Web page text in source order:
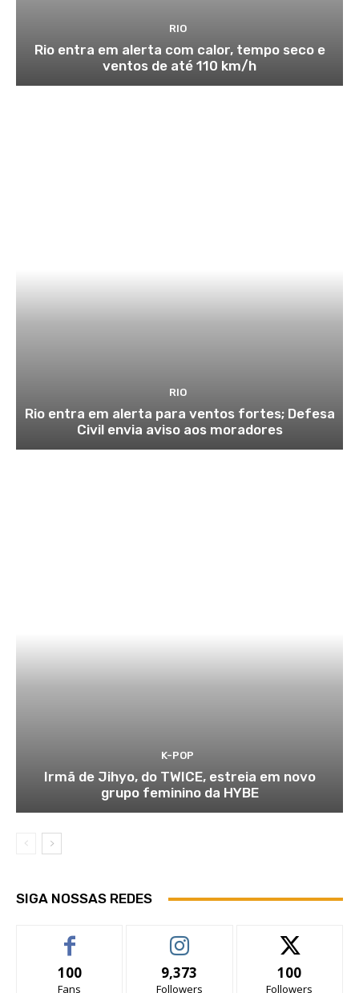
RIO
Rio entra em alerta com calor, tempo seco e
ventos de até 110 km/h
RIO
Rio entra em alerta para ventos fortes; Defesa
Civil envia aviso aos moradores
K-POP
Irmã de Jihyo, do TWICE, estreia em novo
grupo feminino da HYBE
SIGA NOSSAS REDES
100
Fans
9,373
Followers
100
Followers